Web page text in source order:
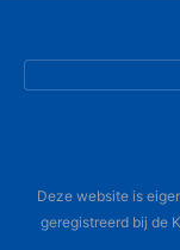
Deze website is
geregistreerd bij de